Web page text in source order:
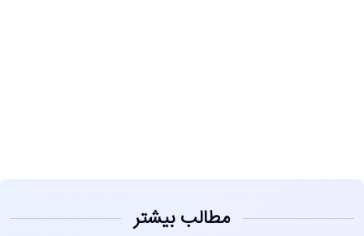
مطالب بیشتر